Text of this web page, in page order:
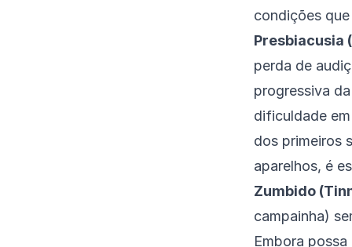
condições
Presbiacusia
perda de
progressiva
dificuldade
dos primeiros
aparelhos, é
Zumbido
campainha)
Embora